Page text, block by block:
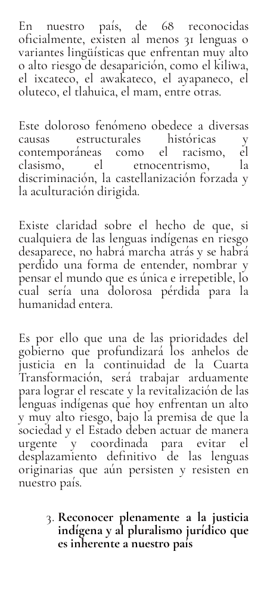
En nuestro país, de 68 reconocidas
oficialmente, existen al menos 31 lenguas o
variantes lingüísticas que enfrentan muy alto
o alto riesgo de desaparición, como el kiliwa,
el ixcateco, el awakateco, el ayapaneco, el
oluteco, el tlahuica, el mam, entre otras.
Este doloroso fenómeno obedece a diversas
causas estructurales históricas y
contemporáneas como el racismo, el
clasismo, el etnocentrismo, la
discriminación, la castellanización forzada y
la aculturación dirigida.
Existe claridad sobre el hecho de que, si
cualquiera de las lenguas indígenas en riesgo
desaparece, no habrá marcha atrás y se habrá
perdido una forma de entender, nombrar y
pensar el mundo que es única e irrepetible, lo
cual sería una dolorosa pérdida para la
humanidad entera.
Es por ello que una de las prioridades del
gobierno que profundizará los anhelos de
justicia en la continuidad de la Cuarta
Transformación, será trabajar arduamente
para lograr el rescate y la revitalización de las
lenguas indígenas que hoy enfrentan un alto
y muy alto riesgo, bajo la premisa de que la
sociedad y el Estado deben actuar de manera
urgente y coordinada para evitar el
desplazamiento definitivo de las lenguas
originarias que aún persisten y resisten en
nuestro país.
Reconocer plenamente a la justicia
indígena y al pluralismo jurídico que
es inherente a nuestro país